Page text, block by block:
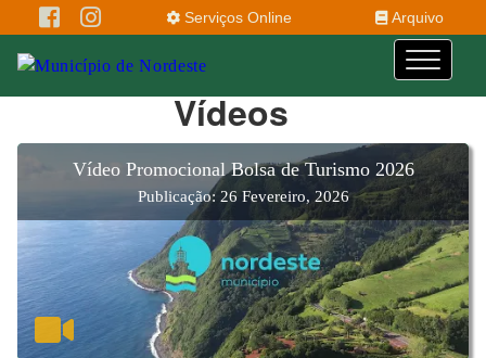
Serviços Online Arquivo
Vídeos
Vídeo Promocional Bolsa de Turismo 2026
Publicação: 26 Fevereiro, 2026